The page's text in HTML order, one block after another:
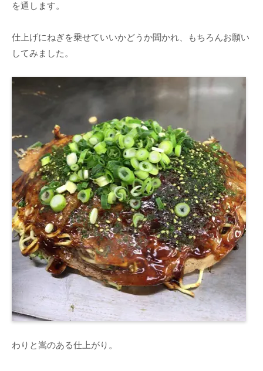
を通します。
仕上げにねぎを乗せていいかどうか聞かれ、もちろんお願い
してみました。
わりと嵩のある仕上がり。